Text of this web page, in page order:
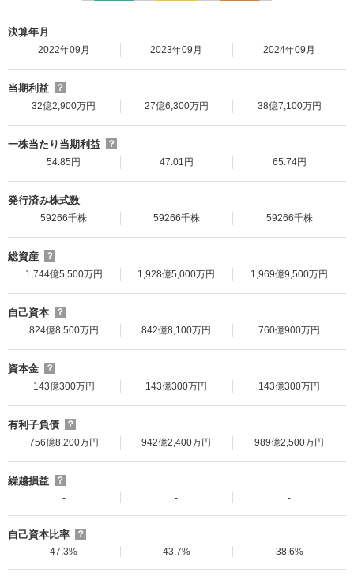
決算年月
2022年09月 2023年09月 2024年09月
当期利益
？
32億2,900万円
27億6,300万円 38億7,100万円
一株当たり当期利益
？
54.85円
47.01円 65.74円
発行済み株式数
59266千株 59266千株 59266千株
総資産
？
1,744億5,500万円
1,928億5,000万円 1,969億9,500万円
自己資本
？
824億8,500万円
842億8,100万円 760億900万円
資本金
？
143億300万円
143億300万円 143億300万円
有利子負債
？
756億8,200万円
942億2,400万円 989億2,500万円
繰越損益
？
-
- -
自己資本比率
？
47.3%
43.7% 38.6%